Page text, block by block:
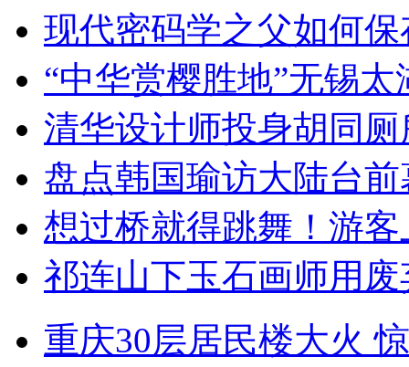
现代密码学之父如何
“中华赏樱胜地”无锡
清华设计师投身胡同
盘点韩国瑜访大陆台
想过桥就得跳舞！游客
祁连山下玉石画师用
重庆30层居民楼大火